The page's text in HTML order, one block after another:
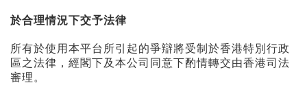
於合理情況下交予法律
所有於使用本平台所引起的爭辯將受制於香港特別行政
區之法律，經閣下及本公司同意下酌情轉交由香港司法
審理。